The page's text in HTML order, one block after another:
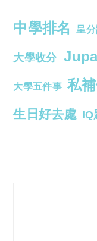
中學排名 呈
大學收分
大學五件事 私
生日好去處 IQ